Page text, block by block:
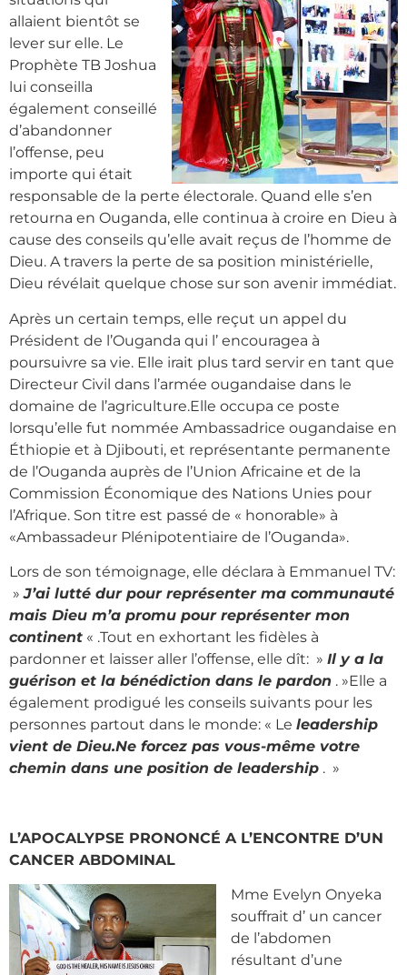
allaient bientôt se
lever sur elle. Le
Prophète TB Joshua
lui conseilla
également conseillé
d’abandonner
l’offense, peu
importe qui était
responsable de la perte électorale. Quand elle s’en
retourna en Ouganda, elle continua à croire en Dieu à
cause des conseils qu’elle avait reçus de l’homme de
Dieu. A travers la perte de sa position ministérielle,
Dieu révélait quelque chose sur son avenir immédiat.
Après un certain temps, elle reçut un appel du
Président de l’Ouganda qui l’ encouragea à
poursuivre sa vie. Elle irait plus tard servir en tant que
Directeur Civil dans l’armée ougandaise dans le
domaine de l’agriculture.Elle occupa ce poste
lorsqu’elle fut nommée Ambassadrice ougandaise en
Éthiopie et à Djibouti, et représentante permanente
de l’Ouganda auprès de l’Union Africaine et de la
Commission Économique des Nations Unies pour
l’Afrique. Son titre est passé de « honorable» à
«Ambassadeur Plénipotentiaire de l’Ouganda».
Lors de son témoignage, elle déclara à Emmanuel TV:
»J’ai lutté dur pour représenter ma communauté
mais Dieu m’a promu pour représenter mon
continent « .Tout en exhortant les fidèles à
pardonner et laisser aller l’offense, elle dît: » Il y a la
guérison et la bénédiction dans le pardon . »Elle a
également prodigué les conseils suivants pour les
personnes partout dans le monde: « Le leadership
vient de Dieu.Ne forcez pas vous-même votre
chemin dans une position de leadership . »
L’APOCALYPSE PRONONCÉ A L’ENCONTRE D’UN
CANCER ABDOMINAL
Mme Evelyn Onyeka
souffrait d’ un cancer
de l’abdomen
résultant d’une